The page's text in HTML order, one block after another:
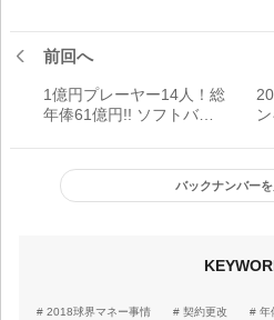
前回へ
1億円プレーヤー14人！総
年俸61億円!! ソフトバン
態
バックナンバー
2018球界マネー事情 契約更改 年